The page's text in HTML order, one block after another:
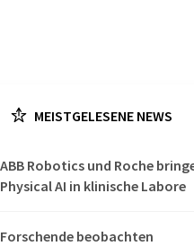
MEISTGELESENE NEWS
​​​​​​​ABB Robotics und Roche
Physical AI in klinische Labore
Forschende beobachten